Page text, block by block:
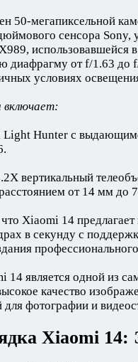
50-мегапиксельной
сенсора Sony,
использовавшейся
диафрагму от f/1.63 до
условиях
включает:
Light Hunter с
вертикальный
от 14 мм до
Xiaomi 14
в секунду с
14 является одной из
качество
фотографии и
Xiaomi